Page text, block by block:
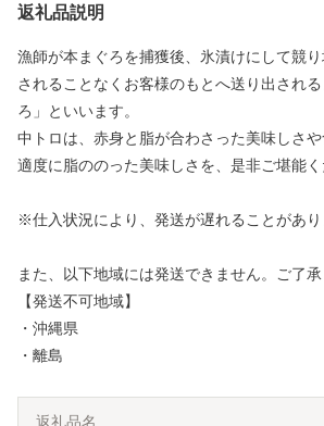
返礼品説明
漁師が本まぐろを捕獲後、氷漬けにして競
されることなくお客様のもとへ送り出され
ろ」といいます。
中トロは、赤身と脂が合わさった美味しさや
適度に脂ののった美味しさを、是非ご堪能く
※仕入状況により、発送が遅れることがあり
また、以下地域には発送できません。ご了承
【発送不可地域】
・沖縄県
・離島
返礼品名